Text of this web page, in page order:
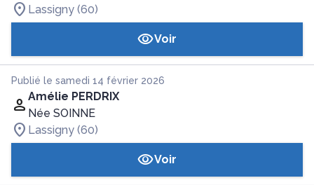
Lassigny (60)
Voir
Publié le samedi 14 février 2026
Amélie PERDRIX
Née SOINNE
Lassigny (60)
Voir